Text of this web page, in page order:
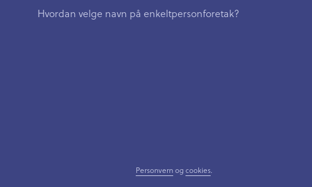
Hvordan velge navn på enkeltpersonforetak?
Personvernogcookies.